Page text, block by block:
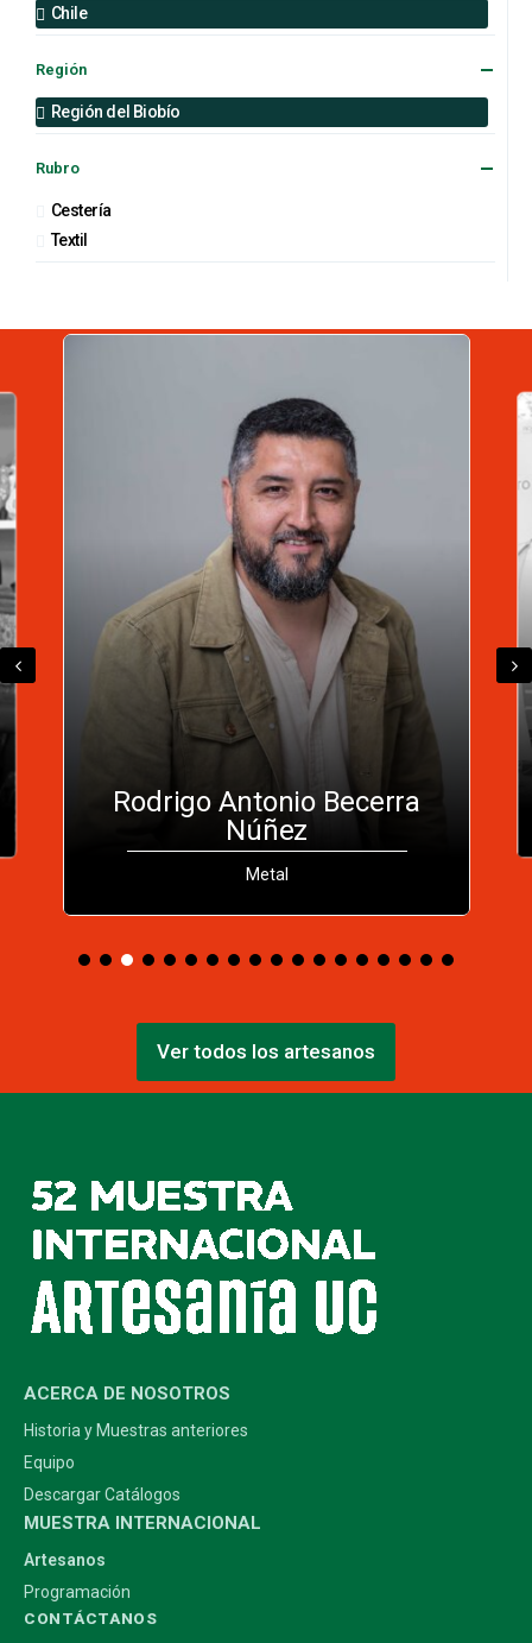
Chile
Región
Región del Biobío
Rubro
Cestería
Textil
Rodrigo Antonio Becerra
Núñez
Metal
Ver todos los artesanos
ACERCA DE NOSOTROS
Historia y Muestras anteriores
Equipo
Descargar Catálogos
MUESTRA INTERNACIONAL
Artesanos
Programación
CONTÁCTANOS